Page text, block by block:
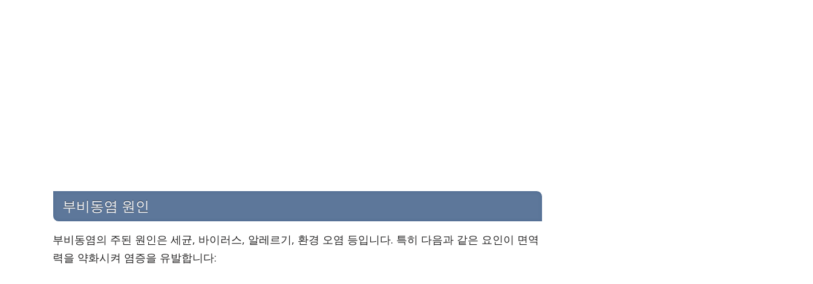
부비동염 원인
부비동염의 주된 원인은 세균, 바이러스, 알레르기, 환경 오염 등입니다. 특히 다음과 같은 요인이 면역
력을 약화시켜 염증을 유발합니다: